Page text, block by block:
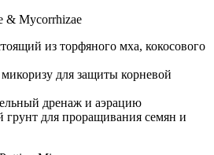
& Mycorrhizae
из торфяного мха, кокосового
для защиты корневой
дренаж и аэрацию
для проращивания семян и